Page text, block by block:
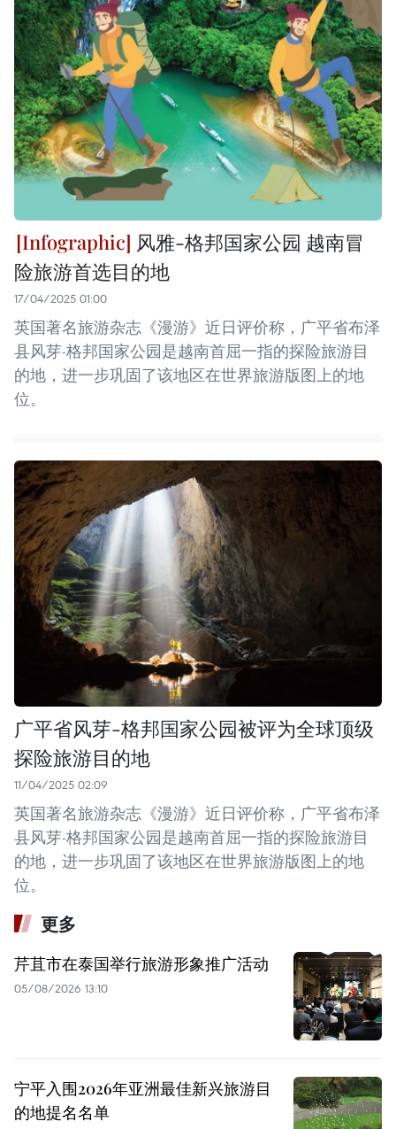
风雅-格邦国家公园 越南冒
险旅游首选目的地
17/04/2025 01:00
英国著名旅游杂志《漫游》近日评价称，广平省布泽
县风芽-格邦国家公园是越南首屈一指的探险旅游目
的地，进一步巩固了该地区在世界旅游版图上的地
位。
广平省风芽-格邦国家公园被评为全球顶级
探险旅游目的地
11/04/2025 02:09
英国著名旅游杂志《漫游》近日评价称，广平省布泽
县风芽-格邦国家公园是越南首屈一指的探险旅游目
的地，进一步巩固了该地区在世界旅游版图上的地
位。
更多
芹苴市在泰国举行旅游形象推广活动
05/08/2026 13:10
宁平入围2026年亚洲最佳新兴旅游目
的地提名名单